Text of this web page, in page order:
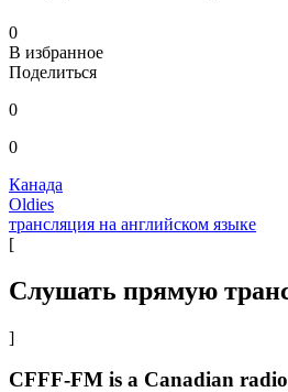
0
В избранное
Поделиться
0
0
Канада
Oldies
трансляция на английском языке
[
Слушать прямую
]
CFFF-FM is a Canadian